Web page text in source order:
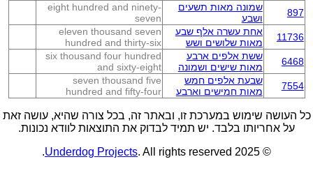
897
שמונה מאות תשעים
ושבע
eight hundred and ninety-
seven
11736
אחת עשרה אלף שבע
מאות שלושים ושש
eleven thousand seven
hundred and thirty-six
6468
ששת אלפים ארבע
מאות שישים ושמונה
six thousand four hundred
and sixty-eight
7554
שבעת אלפים חמש
מאות חמישים וארבע
seven thousand five
hundred and fifty-four
כל העושה שימוש במערכת זו, ובאתר זה, בכל צורה שהיא, עושה זאת
על אחריותו בלבד. יש תמיד לבדוק את התוצאות לוודא נכונות.
© 2025
Underdog Projects. All rights reserved.